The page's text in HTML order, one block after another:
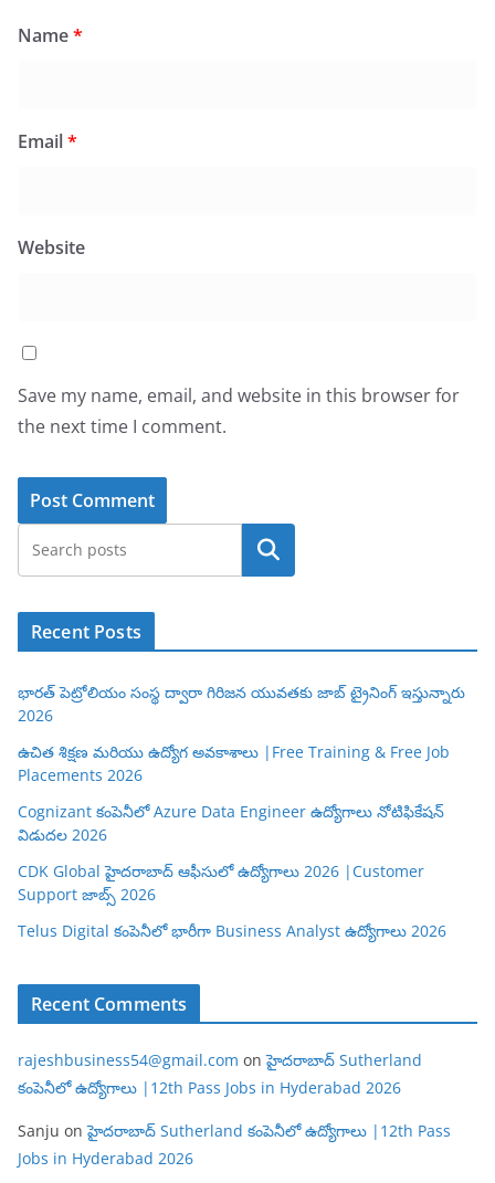
Name*
Email*
Website
Save my name, email, and website in this browser for
the next time I comment.
Search
Recent Posts
భారత్ పెట్రోలియం సంస్థ ద్వారా గిరిజన యువతకు జాబ్ ట్రైనింగ్ ఇస్తున్నారు
2026
ఉచిత శిక్షణ మరియు ఉద్యోగ అవకాశాలు |Free Training & Free Job
Placements 2026
Cognizant కంపెనీలో Azure Data Engineer ఉద్యోగాలు నోటిఫికేషన్
విడుదల 2026
CDK Global హైదరాబాద్ ఆఫీసులో ఉద్యోగాలు 2026 |Customer
Support జాబ్స్ 2026
Telus Digital కంపెనీలో భారీగా Business Analyst ఉద్యోగాలు 2026
Recent Comments
rajeshbusiness54@gmail.com onహైదరాబాద్ Sutherland
కంపెనీలో ఉద్యోగాలు |12th Pass Jobs in Hyderabad 2026
Sanju onహైదరాబాద్ Sutherland కంపెనీలో ఉద్యోగాలు |12th Pass
Jobs in Hyderabad 2026